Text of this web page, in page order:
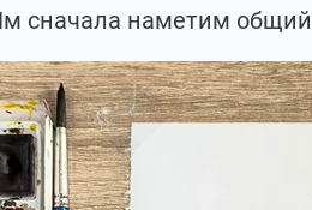
сначала наметим общий